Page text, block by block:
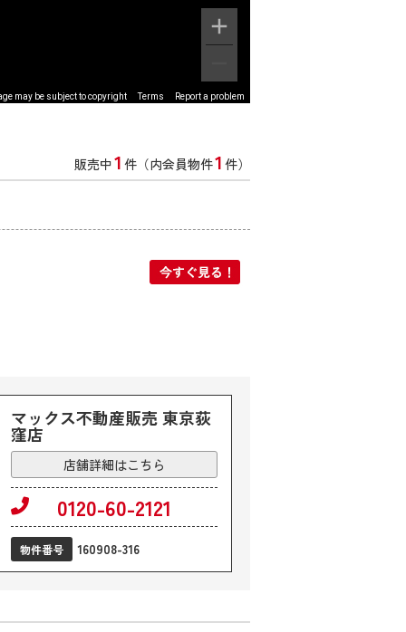
may be subject to copyright Terms Report a problem
販売中1 件（内会員物件1 件）
マックス不動産販売 東京荻
窪店
店舗詳細はこちら
0120-60-2121
物件番号 160908-316